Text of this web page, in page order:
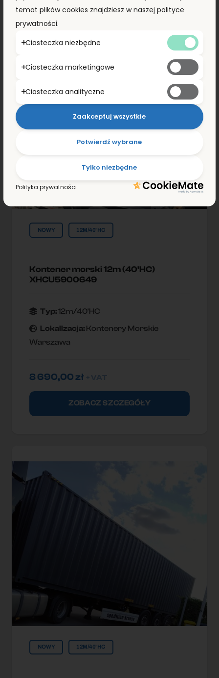
NOWY 12M/40'HC
Kontener morski 12m (40’HC)
XHCU5900649
Typ:12m/40'HC
Lokallzacja: Kontenery Morskie
Warszawa
8 690,00zł
ZOBACZ SZCZEGÓŁY
NOWY 12M/40'HC
temat plików cookies znajdziesz w naszej polityce
prywatności.
Ciasteczka niezbędne
Ciasteczka marketingowe
Ciasteczka analityczne
Tylko niezbędne
Potwierdź wybrane
Zaakceptuj wszystkie
Polityka prywatności